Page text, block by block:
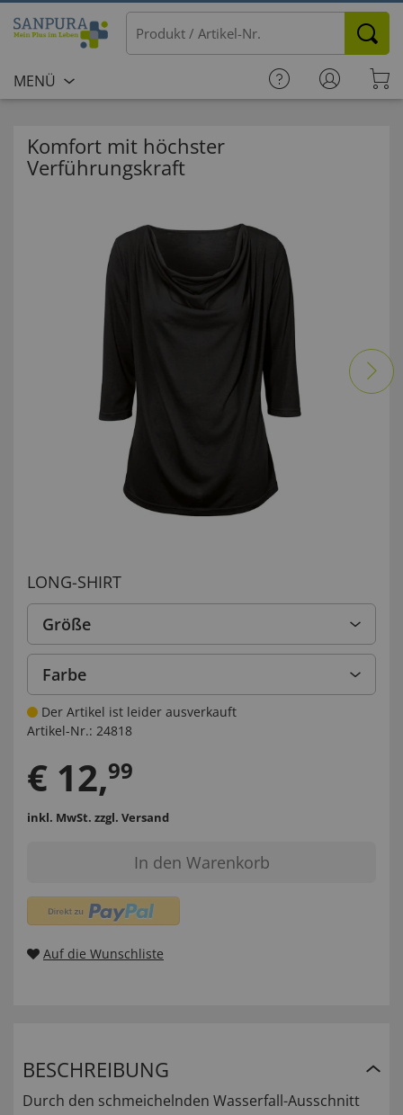
MENÜ
Komfort mit höchster
Verführungskraft
LONG-SHIRT
Größe
Farbe
Der Artikel ist leider ausverkauft
Artikel-Nr.: 24818
€ 12,99
inkl. MwSt. zzgl. Versand
In den Warenkorb
Auf die Wunschliste
BESCHREIBUNG
Durch den schmeichelnden Wasserfall-Ausschnitt